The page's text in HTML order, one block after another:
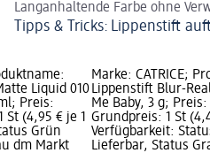
Langanhaltende Farbe ohne
Tipps & Tricks: Lippenstift
Liquid 010
Preis:
St (4,95 € je 1
Grün
dm Markt
Marke: CATRICE;
Lippenstift Blur-
Me Baby, 3 g;
Grundpreis: 1 St
Verfügbarkeit:
Lieferbar, Status